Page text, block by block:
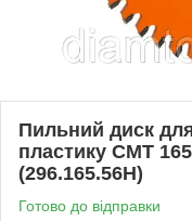
Пильний диск
пластику СМТ
(296.165.56H)
Готово до відправки